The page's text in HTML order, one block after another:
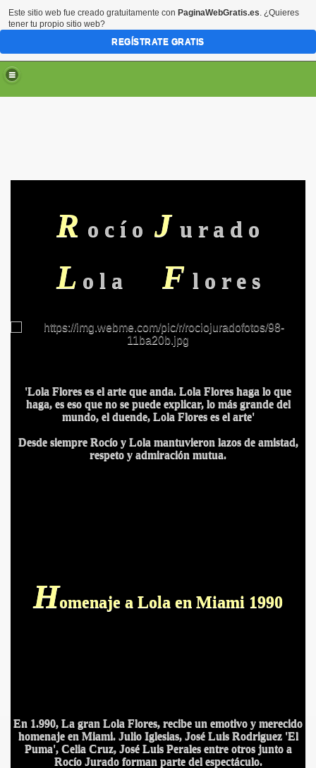
R o c í o J u r a d o
L o l a F l o r e s
'Lola Flores es el arte que anda. Lola Flores haga lo que
haga, es eso que no se puede explicar, lo más grande del
mundo, el duende, Lola Flores es el arte'
Desde siempre Rocío y Lola mantuvieron lazos de amistad,
respeto y admiración mutua.
Homenaje a Lola en Miami 1990
En 1.990, La gran Lola Flores, recibe un emotivo y merecido
homenaje en Miami. Julio Iglesias, José Luis Rodriguez 'El
Puma', Celia Cruz, José Luis Perales entre otros junto a
Rocío Jurado forman parte del espectáculo.
Este sitio web fue creado gratuitamente con PaginaWebGratis.es. ¿Quieres
tener tu propio sitio web?
REGÍSTRATE GRATIS